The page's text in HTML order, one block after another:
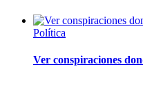
Política
Ver conspiraciones